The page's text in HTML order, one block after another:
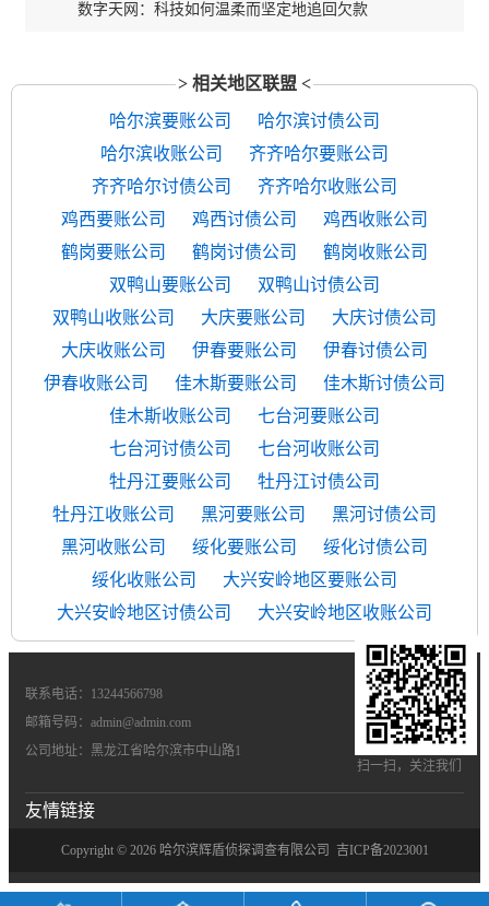
数字天网：科技如何温柔而坚定地追回欠款
> 相关地区联盟 <
哈尔滨要账公司
哈尔滨讨债公司
哈尔滨收账公司
齐齐哈尔要账公司
齐齐哈尔讨债公司
齐齐哈尔收账公司
鸡西要账公司
鸡西讨债公司
鸡西收账公司
鹤岗要账公司
鹤岗讨债公司
鹤岗收账公司
双鸭山要账公司
双鸭山讨债公司
双鸭山收账公司
大庆要账公司
大庆讨债公司
大庆收账公司
伊春要账公司
伊春讨债公司
伊春收账公司
佳木斯要账公司
佳木斯讨债公司
佳木斯收账公司
七台河要账公司
七台河讨债公司
七台河收账公司
牡丹江要账公司
牡丹江讨债公司
牡丹江收账公司
黑河要账公司
黑河讨债公司
黑河收账公司
绥化要账公司
绥化讨债公司
绥化收账公司
大兴安岭地区要账公司
大兴安岭地区讨债公司
大兴安岭地区收账公司
联系电话：13244566798
邮箱号码：admin@admin.com
公司地址：黑龙江省哈尔滨市中山路1
扫一扫，关注我们
友情链接
Copyright © 2026 哈尔滨辉盾侦探调查有限公司 吉ICP备2023001